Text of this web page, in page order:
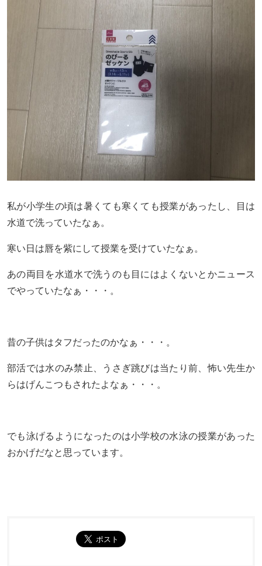
私が小学生の頃は暑くても寒くても授業があったし、目は
水道で洗っていたなぁ。
寒い日は唇を紫にして授業を受けていたなぁ。
あの両目を水道水で洗うのも目にはよくないとかニュース
でやっていたなぁ・・・。
昔の子供はタフだったのかなぁ・・・。
部活では水のみ禁止、うさぎ跳びは当たり前、怖い先生か
らはげんこつもされたよなぁ・・・。
でも泳げるようになったのは小学校の水泳の授業があった
おかげだなと思っています。